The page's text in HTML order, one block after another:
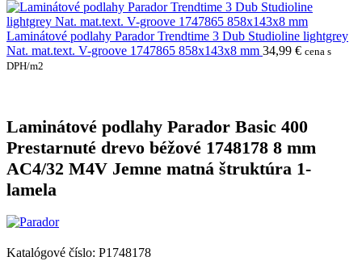
Laminátové podlahy Parador Trendtime 3 Dub Studioline lightgrey
Nat. mat.text. V-groove 1747865 858x143x8 mm 34,99 € cena s
DPH/m2
Laminátové podlahy Parador Basic 400
Prestarnuté drevo béžové 1748178 8 mm
AC4/32 M4V Jemne matná štruktúra 1-
lamela
Katalógové číslo: P1748178